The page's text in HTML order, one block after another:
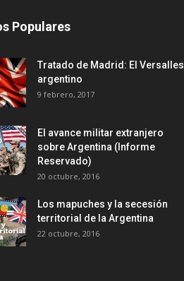
Populares
Tratado de Madrid: El Versalles
argentino
9 febrero, 2017
El avance militar extranjero
sobre Argentina (Informe
Reservado)
20 octubre, 2016
Los mapuches y la secesión
territorial de la Argentina
22 octubre, 2016